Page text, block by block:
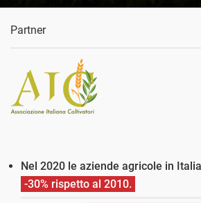
Partner
Nel 2020 le aziende agricole in
-30% rispetto al 2010.